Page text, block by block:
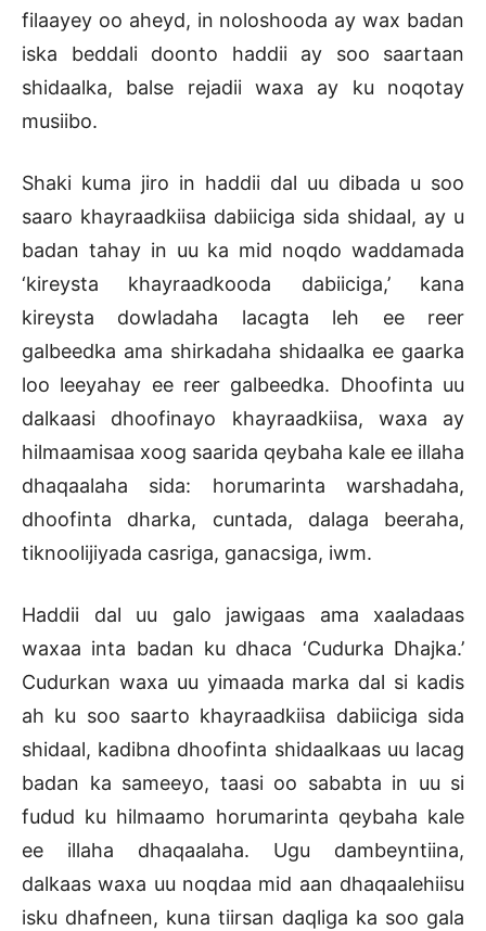
filaayey oo aheyd, in noloshooda ay wax badan
iska beddali doonto haddii ay soo saartaan
shidaalka, balse rejadii waxa ay ku noqotay
musiibo.
Shaki kuma jiro in haddii dal uu dibada u soo
saaro khayraadkiisa dabiiciga sida shidaal, ay u
badan tahay in uu ka mid noqdo waddamada
‘kireysta khayraadkooda dabiiciga,’ kana
kireysta dowladaha lacagta leh ee reer
galbeedka ama shirkadaha shidaalka ee gaarka
loo leeyahay ee reer galbeedka. Dhoofinta uu
dalkaasi dhoofinayo khayraadkiisa, waxa ay
hilmaamisaa xoog saarida qeybaha kale ee illaha
dhaqaalaha sida: horumarinta warshadaha,
dhoofinta dharka, cuntada, dalaga beeraha,
tiknoolijiyada casriga, ganacsiga, iwm.
Haddii dal uu galo jawigaas ama xaaladaas
waxaa inta badan ku dhaca ‘Cudurka Dhajka.’
Cudurkan waxa uu yimaada marka dal si kadis
ah ku soo saarto khayraadkiisa dabiiciga sida
shidaal, kadibna dhoofinta shidaalkaas uu lacag
badan ka sameeyo, taasi oo sababta in uu si
fudud ku hilmaamo horumarinta qeybaha kale
ee illaha dhaqaalaha. Ugu dambeyntiina,
dalkaas waxa uu noqdaa mid aan dhaqaalehiisu
isku dhafneen, kuna tiirsan daqliga ka soo gala